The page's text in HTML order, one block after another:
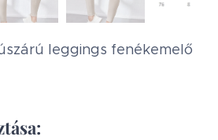
leggings fenékemelő